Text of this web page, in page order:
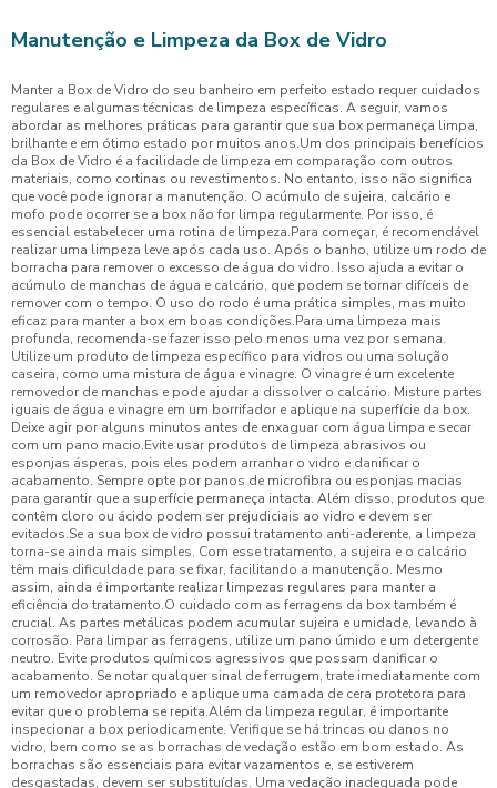
Manutenção e Limpeza da Box de Vidro
Manter a Box de Vidro do seu banheiro em perfeito estado requer cuidados
regulares e algumas técnicas de limpeza específicas. A seguir, vamos
abordar as melhores práticas para garantir que sua box permaneça limpa,
brilhante e em ótimo estado por muitos anos.Um dos principais benefícios
da Box de Vidro é a facilidade de limpeza em comparação com outros
materiais, como cortinas ou revestimentos. No entanto, isso não significa
que você pode ignorar a manutenção. O acúmulo de sujeira, calcário e
mofo pode ocorrer se a box não for limpa regularmente. Por isso, é
essencial estabelecer uma rotina de limpeza.Para começar, é recomendável
realizar uma limpeza leve após cada uso. Após o banho, utilize um rodo de
borracha para remover o excesso de água do vidro. Isso ajuda a evitar o
acúmulo de manchas de água e calcário, que podem se tornar difíceis de
remover com o tempo. O uso do rodo é uma prática simples, mas muito
eficaz para manter a box em boas condições.Para uma limpeza mais
profunda, recomenda-se fazer isso pelo menos uma vez por semana.
Utilize um produto de limpeza específico para vidros ou uma solução
caseira, como uma mistura de água e vinagre. O vinagre é um excelente
removedor de manchas e pode ajudar a dissolver o calcário. Misture partes
iguais de água e vinagre em um borrifador e aplique na superfície da box.
Deixe agir por alguns minutos antes de enxaguar com água limpa e secar
com um pano macio.Evite usar produtos de limpeza abrasivos ou
esponjas ásperas, pois eles podem arranhar o vidro e danificar o
acabamento. Sempre opte por panos de microfibra ou esponjas macias
para garantir que a superfície permaneça intacta. Além disso, produtos que
contêm cloro ou ácido podem ser prejudiciais ao vidro e devem ser
evitados.Se a sua box de vidro possui tratamento anti-aderente, a limpeza
torna-se ainda mais simples. Com esse tratamento, a sujeira e o calcário
têm mais dificuldade para se fixar, facilitando a manutenção. Mesmo
assim, ainda é importante realizar limpezas regulares para manter a
eficiência do tratamento.O cuidado com as ferragens da box também é
crucial. As partes metálicas podem acumular sujeira e umidade, levando à
corrosão. Para limpar as ferragens, utilize um pano úmido e um detergente
neutro. Evite produtos químicos agressivos que possam danificar o
acabamento. Se notar qualquer sinal de ferrugem, trate imediatamente com
um removedor apropriado e aplique uma camada de cera protetora para
evitar que o problema se repita.Além da limpeza regular, é importante
inspecionar a box periodicamente. Verifique se há trincas ou danos no
vidro, bem como se as borrachas de vedação estão em bom estado. As
borrachas são essenciais para evitar vazamentos e, se estiverem
desgastadas, devem ser substituídas. Uma vedação inadequada pode